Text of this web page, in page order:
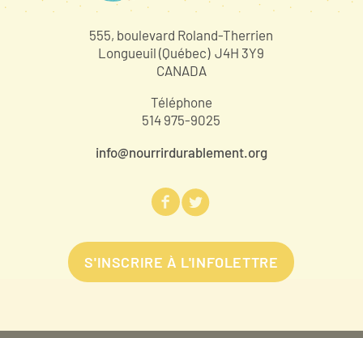
555, boulevard Roland-Therrien
Longueuil (Québec) J4H 3Y9
CANADA
Téléphone
514 975-9025
info@nourrirdurablement.org
S'INSCRIRE À L'INFOLETTRE